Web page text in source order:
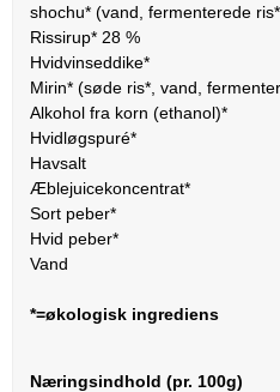
shochu* (vand, fermenterede
Rissirup* 28 %
Hvidvinseddike*
Mirin* (søde ris*, vand,
Alkohol fra korn (ethanol)*
Hvidløgspuré*
Havsalt
Æblejuicekoncentrat*
Sort peber*
Hvid peber*
Vand
*=økologisk ingrediens
Næringsindhold (pr. 100g)